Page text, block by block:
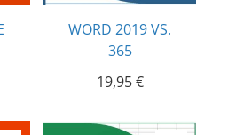
WORD 2019 VS.
365
19,95€